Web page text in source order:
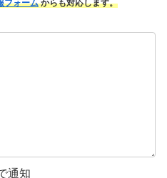
フォームからも対応します。
通知